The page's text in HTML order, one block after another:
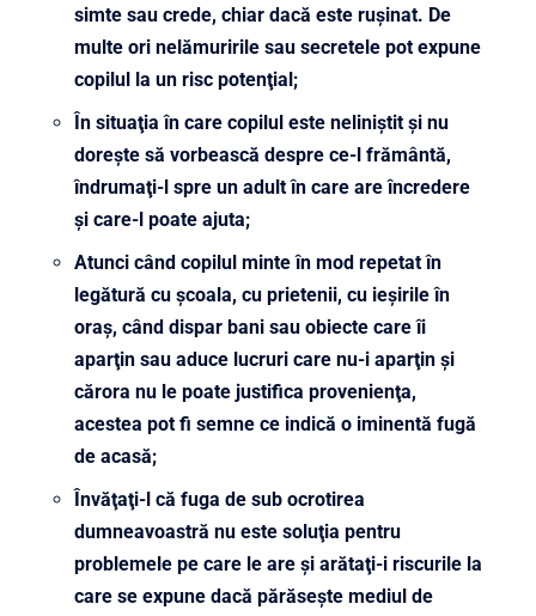
simte sau crede, chiar dacă este ruşinat. De
multe ori nelămuririle sau secretele pot expune
copilul la un risc potenţial;
În situaţia în care copilul este neliniştit şi nu
doreşte să vorbească despre ce-l frământă,
îndrumaţi-l spre un adult în care are încredere
şi care-l poate ajuta;
Atunci când copilul minte în mod repetat în
legătură cu şcoala, cu prietenii, cu ieşirile în
oraş, când dispar bani sau obiecte care îi
aparţin sau aduce lucruri care nu-i aparţin şi
cărora nu le poate justifica provenienţa,
acestea pot fi semne ce indică o iminentă fugă
de acasă;
Învăţaţi-l că fuga de sub ocrotirea
dumneavoastră nu este soluţia pentru
problemele pe care le are şi arătaţi-i riscurile la
care se expune dacă părăseşte mediul de